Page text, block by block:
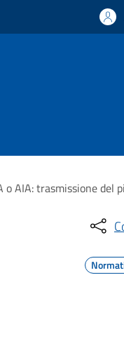
AIA: trasmissione del